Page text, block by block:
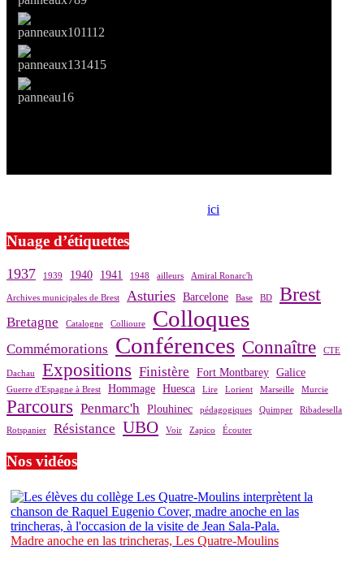
ici
Nuage d’étiquettes
1937 1939 1940 1941 1948 ailleurs Amiral Ronarc'h
Archives municipales de Brest Asturies Barcelone Base BD Brest
Bretagne Catalogne Collioure Colloques
Commémorations Conférences Connaître CTE
Dachau Expositions Finistère Fort Montbarey Galice
Guerre d'Espagne à Brest Hommage Huesca Lire Lorient Marseille Murcie
Parcours Penmarc'h Plouhinec pédagogiques Quimper Ribadesella
Rotspanier Résistance UBO Voir Zapico Écouter
Nos vidéos
Madre anoche en las trincheras, Les Quatre-Moulins